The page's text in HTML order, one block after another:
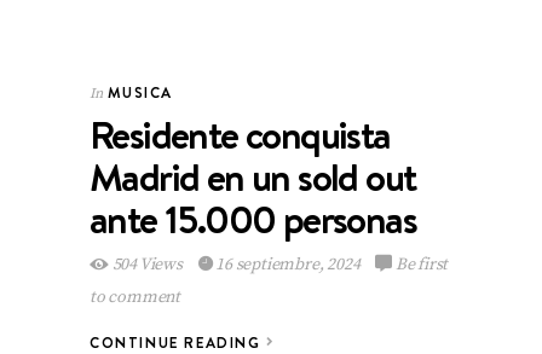
In MUSICA
Residente conquista
Madrid en un sold out
ante 15.000 personas
504 Views 16 septiembre, 2024
Be first
to comment
CONTINUE READING